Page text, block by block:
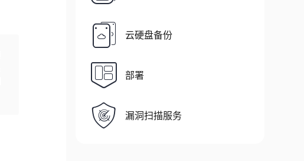
云硬盘备份
部署
漏洞扫描服务